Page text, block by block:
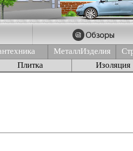
МеталлИзделия
Плитка Изоляция